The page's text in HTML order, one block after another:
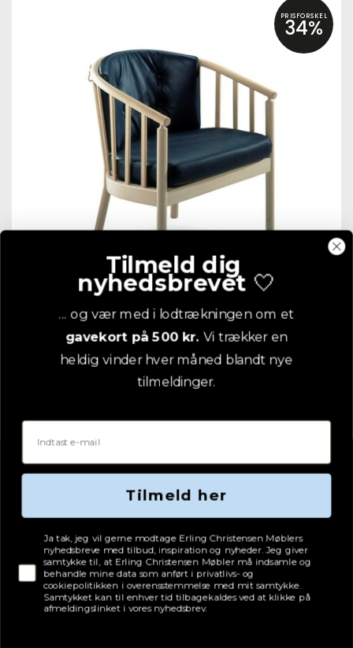
PRISFORSKEL
34%
Stouby Bella lænestol - sæbebehandlet eg - sort
læder
EC PRIS 10.250kr.
15.430 kr.
LÆG I KURV
25%
Tilmeld dig
nyhedsbrevet 🤍
... og vær med i lodtrækningen om et
gavekort på 500 kr. Vi trækker en
heldig vinder hver måned blandt nye
tilmeldinger.
Email
Tilmeld her
Tjekboks samtykke
Ja tak, jeg vil gerne modtage Erling Christensen Møblers
nyhedsbreve med tilbud, inspiration og nyheder. Jeg giver
samtykke til, at Erling Christensen Møbler må indsamle og
behandle mine data som anført i privatlivs- og
cookiepolitikken i overensstemmelse med mit samtykke.
Samtykket kan til enhver tid tilbagekaldes ved at klikke på
afmeldingslinket i vores nyhedsbrev.